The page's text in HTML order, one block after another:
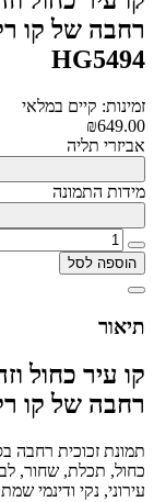
רחבה של קו
HG5494
זמינות: קיים במלאי
₪649.00
אביזרי תליה
מידות התמונה
הוספה לסל
תיאור
קו עיר כחול
רחבה של קו
תמונת זכוכית רחבה
כחול, תכלת, שחור,
עירוני, נקי ודינמי